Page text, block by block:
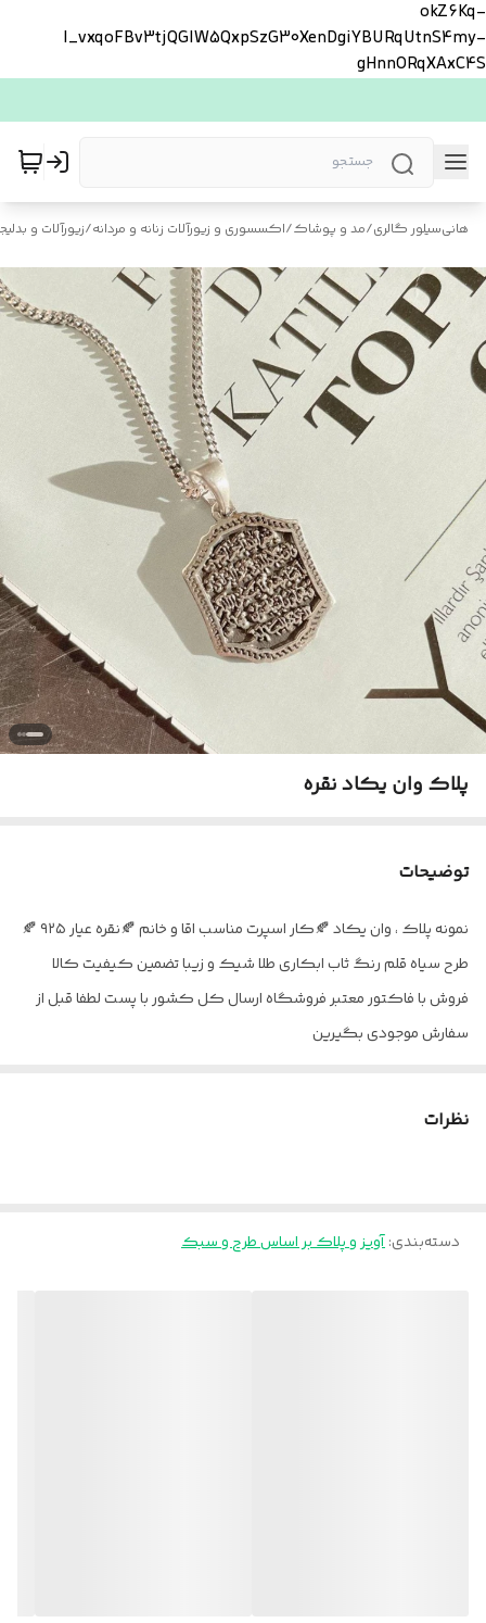
okZ6Kq-
l_vxqoFBv3tjQGlW5QxpSzG30XenDgiYBURqUtnS4my-
gHnnORqXAxC4S
هانی‌سیلور گالری/مد و پوشاک/اکسسوری و زیورآلات زنانه و مردانه/زیورآلات و
پلاک وان یکاد نقره
توضیحات
نمونه پلاک ، وان یکاد 🍂کار اسپرت مناسب اقا و خانم 🍂نقره عیار ۹۲۵ 🍂
طرح سیاه قلم رنگ ثاب ابکاری طلا شیک و زیبا تضمین کیفیت کالا
فروش با فاکتور معتبر فروشگاه ارسال کل کشور با پست لطفا قبل از
سفارش موجودی بگیرین
نظرات
دسته‌بندی:آویز و پلاک بر اساس طرح و سبک